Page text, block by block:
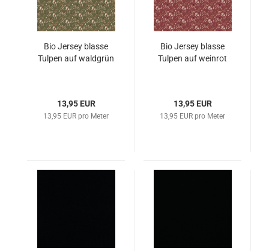
Bio Jersey blasse
Tulpen auf waldgrün
13,95 EUR
13,95 EUR pro Meter
Bio Jersey blasse
Tulpen auf weinrot
13,95 EUR
13,95 EUR pro Meter